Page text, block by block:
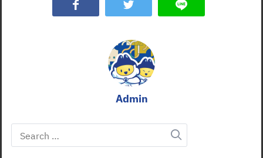
Admin
Search
for: